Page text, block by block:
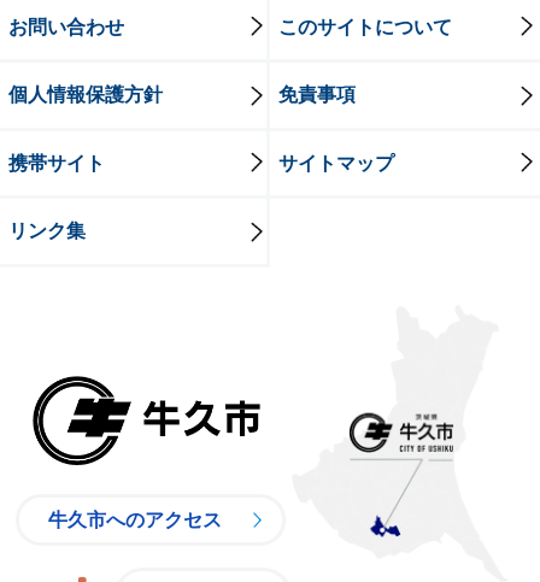
お問い合わせ このサイトについて
個人情報保護方針 免責事項
携帯サイト サイトマップ
リンク集
牛久市へのアクセス